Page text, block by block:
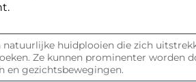
natuurlijke huidplooien die zich
Ze kunnen prominenter worden
en gezichtsbewegingen.